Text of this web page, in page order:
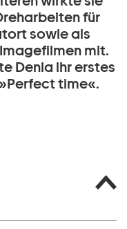
für
sowie als
mit.
Denia ihr erstes
time«.